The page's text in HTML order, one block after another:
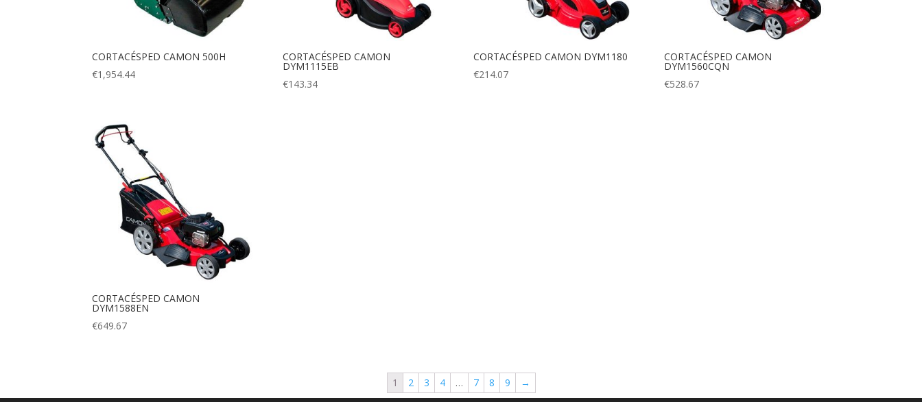
CORTACÉSPED CAMON 500H
€1,954.44
CORTACÉSPED CAMON
DYM1115EB
€143.34
CORTACÉSPED CAMON DYM1180
€214.07
CORTACÉSPED CAMON
DYM1560CQN
€528.67
CORTACÉSPED CAMON
DYM1588EN
€649.67
1 2 3 4 … 7 8 9 →